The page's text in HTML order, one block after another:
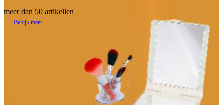
meer dan 50 artikellen
Bekijk meer